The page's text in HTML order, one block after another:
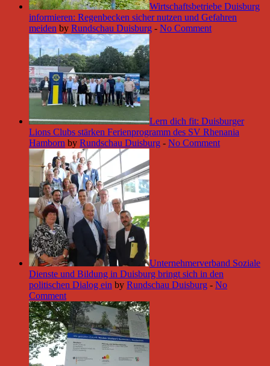
Wirtschaftsbetriebe Duisburg
informieren: Regenbecken sicher nutzen und Gefahren
meiden by Rundschau Duisburg - No Comment
Lern dich fit: Duisburger
Lions Clubs stärken Ferienprogramm des SV Rhenania
Hamborn by Rundschau Duisburg - No Comment
Unternehmerverband Soziale
Dienste und Bildung in Duisburg bringt sich in den
politischen Dialog ein by Rundschau Duisburg - No
Comment